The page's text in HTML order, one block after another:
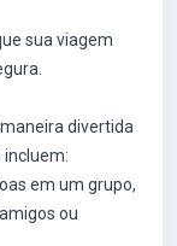
sua viagem
divertida
em um grupo,
ou